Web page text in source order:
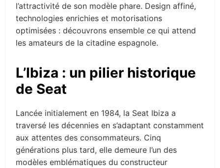
l’attractivité de son modèle phare. Design affiné,
technologies enrichies et motorisations
optimisées : découvrons ensemble ce qui attend
les amateurs de la citadine espagnole.
L’Ibiza : un pilier historique
de Seat
Lancée initialement en 1984, la Seat Ibiza a
traversé les décennies en s’adaptant constamment
aux attentes des consommateurs. Cinq
générations plus tard, elle demeure l’un des
modèles emblématiques du constructeur